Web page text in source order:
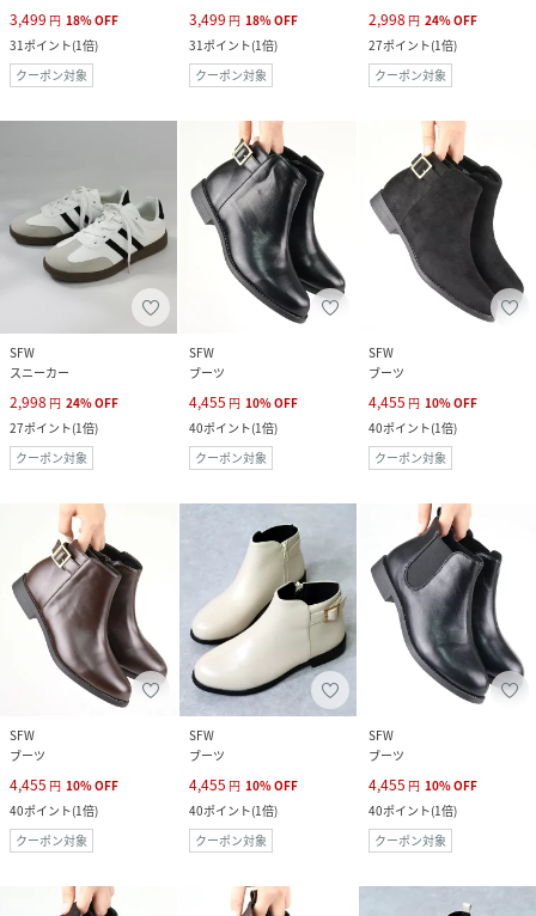
3,499 円 18%OFF
31ポイント(1倍)
クーポン対象
3,499 円 18%OFF
31ポイント(1倍)
クーポン対象
2,998 円 24%OFF
27ポイント(1倍)
クーポン対象
SFW
スニーカー
2,998 円 24%OFF
27ポイント(1倍)
クーポン対象
SFW
ブーツ
4,455 円 10%OFF
40ポイント(1倍)
クーポン対象
SFW
ブーツ
4,455 円 10%OFF
40ポイント(1倍)
クーポン対象
SFW
ブーツ
4,455 円 10%OFF
40ポイント(1倍)
クーポン対象
SFW
ブーツ
4,455 円 10%OFF
40ポイント(1倍)
クーポン対象
SFW
ブーツ
4,455 円 10%OFF
40ポイント(1倍)
クーポン対象